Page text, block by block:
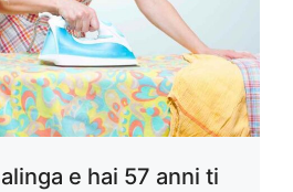
e hai 57 anni ti